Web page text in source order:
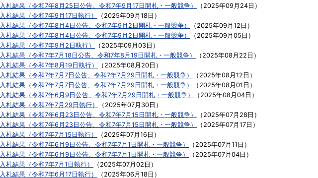
入札結果（令和7年8月25日公告、令和7年9月17日開札・一般競争）
（ 2025年09月24日 ）
入札結果（令和7年9月17日執行）
（ 2025年09月18日 ）
入札結果（令和7年8月4日公告、令和7年9月2日開札・一般競争）
（ 2025年09月12日 ）
入札結果（令和7年8月4日公告、令和7年9月2日開札・一般競争）
（ 2025年09月05日 ）
入札結果（令和7年9月2日執行）
（ 2025年09月03日 ）
入札結果（令和7年7月18日公告、令和7年8月19日開札・一般競争）
（ 2025年08月22日 ）
入札結果（令和7年8月19日執行）
（ 2025年08月20日 ）
入札結果（令和7年7月7日公告、令和7年7月29日開札・一般競争）
（ 2025年08月12日 ）
入札結果（令和7年7月7日公告、令和7年7月29日開札・一般競争）
（ 2025年08月01日 ）
入札結果（令和7年6月9日公告、令和7年7月29日開札・一般競争）
（ 2025年08月04日 ）
入札結果（令和7年7月29日執行）
（ 2025年07月30日 ）
入札結果（令和7年6月23日公告、令和7年7月15日開札・一般競争）
（ 2025年07月28日 ）
入札結果（令和7年6月23日公告、令和7年7月15日開札・一般競争）
（ 2025年07月17日 ）
入札結果（令和7年7月15日執行）
（ 2025年07月16日 ）
入札結果（令和7年6月9日公告、令和7年7月1日開札・一般競争）
（ 2025年07月11日 ）
入札結果（令和7年6月9日公告、令和7年7月1日開札・一般競争）
（ 2025年07月04日 ）
入札結果（令和7年7月1日執行）
（ 2025年07月02日 ）
入札結果（令和7年6月17日執行）
（ 2025年06月18日 ）